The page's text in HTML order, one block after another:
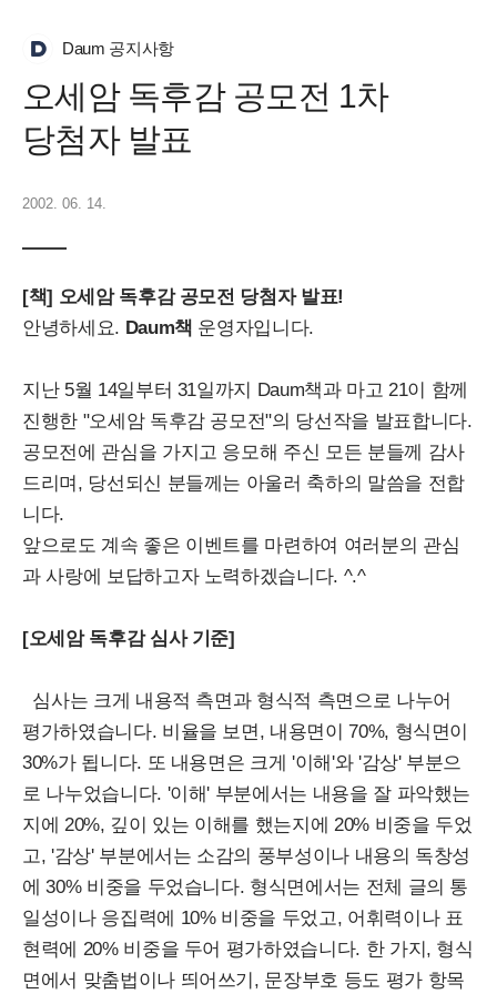
Daum 공지사항
오세암 독후감 공모전 1차
당첨자 발표
2002. 06. 14.
[책] 오세암 독후감 공모전 당첨자 발표!
안녕하세요. Daum책 운영자입니다.
지난 5월 14일부터 31일까지 Daum책과 마고 21이 함께
진행한 "오세암 독후감 공모전"의 당선작을 발표합니다.
공모전에 관심을 가지고 응모해 주신 모든 분들께 감사
드리며, 당선되신 분들께는 아울러 축하의 말씀을 전합
니다.
앞으로도 계속 좋은 이벤트를 마련하여 여러분의 관심
과 사랑에 보답하고자 노력하겠습니다. ^.^
[오세암 독후감 심사 기준]
심사는 크게 내용적 측면과 형식적 측면으로 나누어
평가하였습니다. 비율을 보면, 내용면이 70%, 형식면이
30%가 됩니다. 또 내용면은 크게 '이해'와 '감상' 부분으
로 나누었습니다. '이해' 부분에서는 내용을 잘 파악했는
지에 20%, 깊이 있는 이해를 했는지에 20% 비중을 두었
고, '감상' 부분에서는 소감의 풍부성이나 내용의 독창성
에 30% 비중을 두었습니다. 형식면에서는 전체 글의 통
일성이나 응집력에 10% 비중을 두었고, 어휘력이나 표
현력에 20% 비중을 두어 평가하였습니다. 한 가지, 형식
면에서 맞춤법이나 띄어쓰기, 문장부호 등도 평가 항목